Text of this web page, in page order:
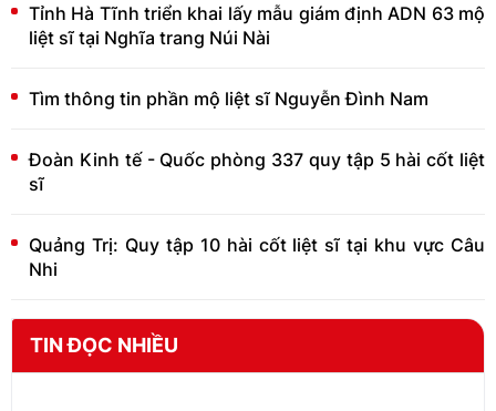
Tỉnh Hà Tĩnh triển khai lấy mẫu giám định ADN 63 mộ
liệt sĩ tại Nghĩa trang Núi Nài
Tìm thông tin phần mộ liệt sĩ Nguyễn Đình Nam
Đoàn Kinh tế - Quốc phòng 337 quy tập 5 hài cốt liệt
sĩ
Quảng Trị: Quy tập 10 hài cốt liệt sĩ tại khu vực Câu
Nhi
TIN ĐỌC NHIỀU